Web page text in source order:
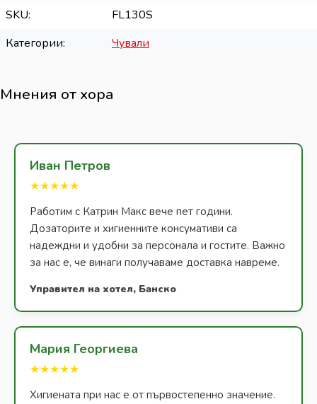
SKU
FL130S
Категории
Чували
Мнения от хора
Иван Петров
★★★★★
Работим с Катрин Макс вече пет години.
Дозаторите и хигиенните консумативи са
надеждни и удобни за персонала и гостите. Важно
за нас е, че винаги получаваме доставка навреме.
Управител на хотел, Банско
Мария Георгиева
★★★★★
Хигиената при нас е от първостепенно значение.